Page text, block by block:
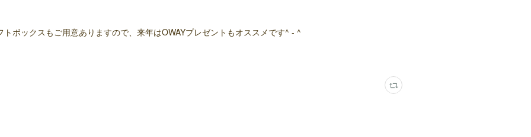
トボックスもご用意ありますので、来年はOWAYプレゼントもオススメです^ - ^